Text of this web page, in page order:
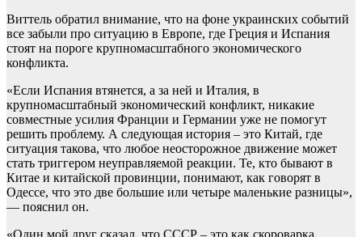
Виттель обратил внимание, что на фоне украинских событий
все забыли про ситуацию в Европе, где Греция и Испания
стоят на пороге крупномасштабного экономического
конфликта.
«Если Испания втянется, а за ней и Италия, в
крупномасштабный экономический конфликт, никакие
совместные усилия Франции и Германии уже не помогут
решить проблему. А следующая история – это Китай, где
ситуация такова, что любое неосторожное движение может
стать триггером неуправляемой реакции. Те, кто бывают в
Китае и китайской провинции, понимают, как говорят в
Одессе, что это две большие или четыре маленькие разницы»,
— пояснил он.